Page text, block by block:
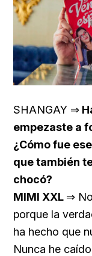
SHANGAY ⇒
empezaste a
¿Cómo fue
que también
chocó?
MIMI XXL ⇒
porque la
ha hecho que
Nunca he